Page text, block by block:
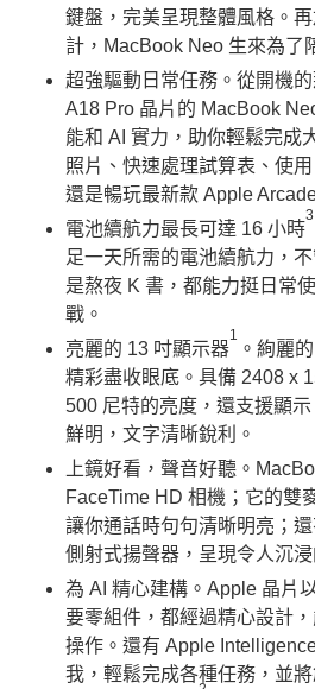
鍵盤，完美呈現整體風格。
計，MacBook Neo 生來為了
超強驅動日常任務。從開機
A18 Pro 晶片的 MacBook
能和 AI 實力，助你輕鬆完成
照片、快速處理試算表、使
還是暢玩最新款 Apple
電池續航力最長可達 16 小時
3
足一天所需的電池續航力，
是熬夜 K 書，都能力挺日常
戰。
亮麗的 13 吋顯示器
1
。絢麗
精彩盡收眼底。具備 2408 x
500 尼特的亮度，還支援顯
鮮明，文字清晰銳利。
上鏡好看，聲音好聽。
FaceTime HD 相機；它的雙
讓你通話時句句清晰明亮；
側射式揚聲器，呈現令人沉浸
為 AI 精心建構。Apple 晶片
要零組件，都經過精心設計
操作。還有 Apple
我，輕鬆完成各種任務，並